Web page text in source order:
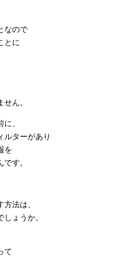
なので
とに
ん。
、
ルターがあり
を
す。
法は、
ょうか。
て